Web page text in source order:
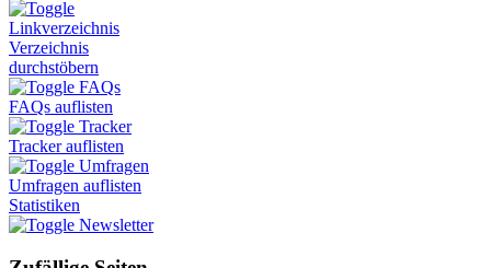
Linkverzeichnis
Verzeichnis
durchstöbern
FAQs
FAQs auflisten
Tracker
Tracker auflisten
Umfragen
Umfragen auflisten
Statistiken
Newsletter